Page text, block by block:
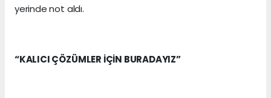
yerinde not aldı.
“KALICI ÇÖZÜMLER İÇİN BURADAYIZ”